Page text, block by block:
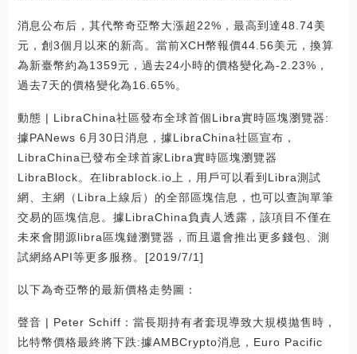
消息公布后，其代幣奇亞幣大漲超22%，最高到達48.74美
元，創3個月以來的新高。當前XCH幣報價44.56美元，換算
為新臺幣約為1359元，過去24小時的價格變化為-2.23%，
過去7天的價格變化為16.65%。
動態 | LibraChina社區發布全球首個Libra實時區塊瀏覽器:
據PANews 6月30日消息，據LibraChina社區宣布，
LibraChina已發布全球首家Libra實時區塊瀏覽器
LibraBlock。在librablock.io上，用戶可以看到Libra測試
網、主網（Libra上線后）的全部區塊信息，也可以查詢單筆
交易的區塊信息。據LibraChina負責人透露，該項目不僅在
未來會開源libra區塊鏈瀏覽器，而且還會推出更多錢包、測
試網絡API等更多服務。[2019/7/1]
以下為奇亞幣的最新價格走勢圖：
聲音 | Peter Schiff：當長期持有者套現導致大規模拋售時，
比特幣價格最終將下跌:據AMBCrypto消息，Euro Pacific